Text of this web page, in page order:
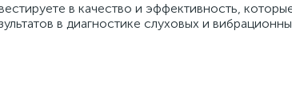
в качество и эффективность,
в диагностике слуховых и